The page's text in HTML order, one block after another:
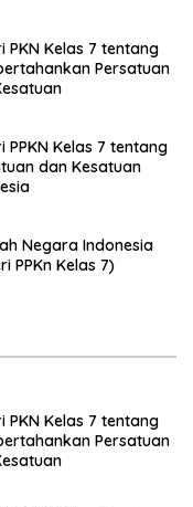
PKN Kelas 7 tentang
Persatuan
PPKN Kelas 7 tentang
dan Kesatuan
Negara Indonesia
PPKn Kelas 7)
PKN Kelas 7 tentang
Persatuan